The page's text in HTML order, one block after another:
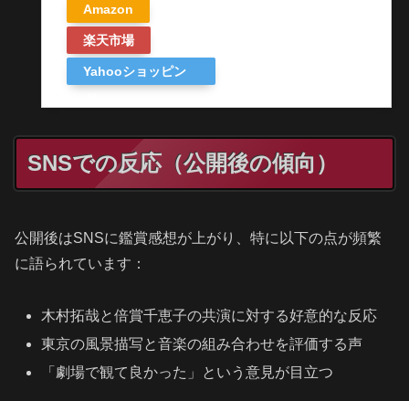
Amazon
楽天市場
Yahooショッピン
SNSでの反応（公開後の傾向）
公開後はSNSに鑑賞感想が上がり、特に以下の点が頻繁
に語られています：
木村拓哉と倍賞千恵子の共演に対する好意的な反応
東京の風景描写と音楽の組み合わせを評価する声
「劇場で観て良かった」という意見が目立つ